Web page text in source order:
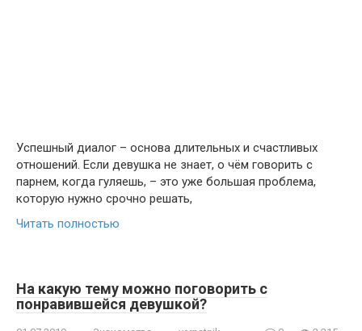
Успешный диалог – основа длительных и счастливых
отношений. Если девушка не знает, о чём говорить с
парнем, когда гуляешь, – это уже большая проблема,
которую нужно срочно решать,
Читать полностью
На какую тему можно поговорить с
понравившейся девушкой?